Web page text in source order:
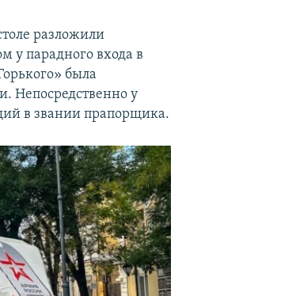
разложили
у парадного входа в
была
Непосредственно у
в звании прапорщика.